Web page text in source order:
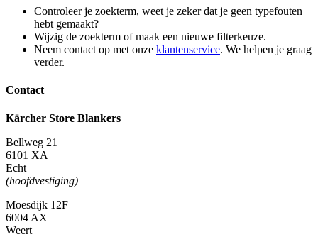
Controleer je zoekterm, weet je zeker dat je geen typefouten
hebt gemaakt?
Wijzig de zoekterm of maak een nieuwe filterkeuze.
Neem contact op met onze klantenservice. We helpen je graag
verder.
Contact
Kärcher Store Blankers
Bellweg 21
6101 XA
Echt
(hoofdvestiging)
Moesdijk 12F
6004 AX
Weert